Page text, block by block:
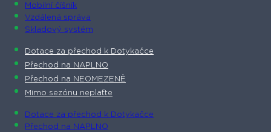
Mobilní číšník
Vzdálená správa
Skladový systém
Dotace za přechod k Dotykačce
Přechod na NAPLNO
Přechod na NEOMEZENĚ
Mimo sezónu neplaťte
Dotace za přechod k Dotykačce
Přechod na NAPLNO